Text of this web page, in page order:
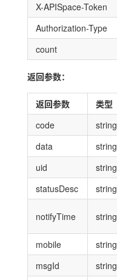
X-APISpace-Token
Authorization-Type
count
返回参数：
返回参数 类型
code
string
data
string
uid
string
statusDesc
string
notifyTime string
mobile
string
msgId
string